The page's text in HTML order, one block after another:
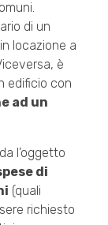
di un
locazione a
è
edificio con
ad un
l’oggetto
di
(quali
richiesto